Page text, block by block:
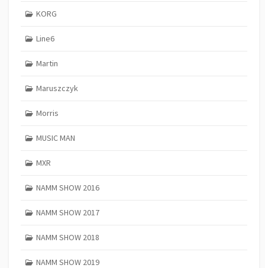
KORG
Line6
Martin
Maruszczyk
Morris
MUSIC MAN
MXR
NAMM SHOW 2016
NAMM SHOW 2017
NAMM SHOW 2018
NAMM SHOW 2019